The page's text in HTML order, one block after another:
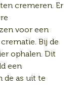
cremeren. Er
voor een
Bij de
ophalen. Dit
een
de as uit te